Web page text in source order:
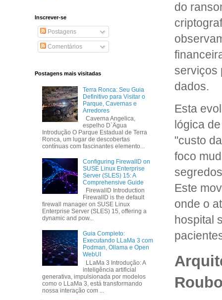
do
serviços
dados.
Esta
lógica
"custo
foco
Este
onde o
hospital
Inscrever-se
Postagens
Comentários
Postagens mais visitadas
Terra Ronca: Seu Guia
Definitivo para Visitar o
Parque, Cavernas e
Arredores
Caverna Angelica,
espelho D`Ägua
Introdução O Parque Estadual de Terra
Ronca, um lugar de descobertas
contínuas com fascinantes elemento...
Configuring FirewallD on
SUSE Linux Enterprise
Server (SLES) 15: A
Comprehensive Guide
FirewallD Introduction
FirewallD is the default
firewall manager on SUSE Linux
Enterprise Server (SLES) 15, offering a
dynamic and pow...
Guia Completo:
Executando LLaMa 3 com
Podman, Ollama e Open
WebUI
LLaMa 3 Introdução: A
inteligência artificial
generativa, impulsionada por modelos
como o LLaMa 3, está transformando
nossa interação com ...